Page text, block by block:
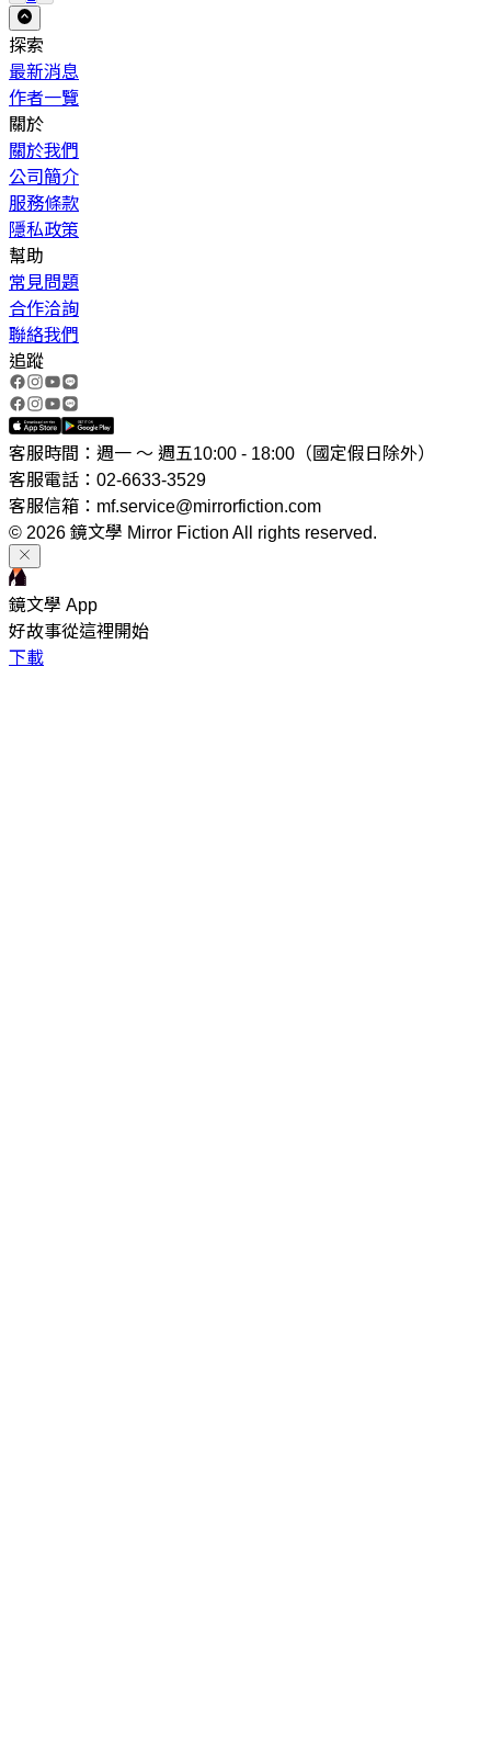
探索
最新消息
作者一覽
關於
關於我們
公司簡介
服務條款
隱私政策
幫助
常見問題
合作洽詢
聯絡我們
追蹤
客服時間：週一 ～ 週五10:00 - 18:00（國定假日除外）
客服電話：02-6633-3529
客服信箱：mf.service@mirrorfiction.com
© 2026 鏡文學 Mirror Fiction All rights reserved.
鏡文學 App
好故事從這裡開始
下載